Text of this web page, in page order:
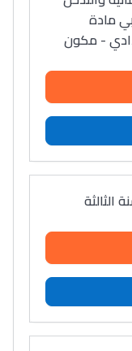
مادة
- مكون
الثالثة